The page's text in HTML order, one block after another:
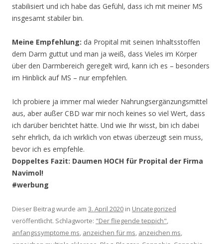
stabilisiert und ich habe das Gefühl, dass ich mit meiner MS
insgesamt stabiler bin.
Meine Empfehlung: da Propital mit seinen Inhaltsstoffen
dem Darm guttut und man ja weiß, dass Vieles im Körper
über den Darmbereich geregelt wird, kann ich es – besonders
im Hinblick auf MS – nur empfehlen.
Ich probiere ja immer mal wieder Nahrungsergänzungsmittel
aus, aber außer CBD war mir noch keines so viel Wert, dass
ich darüber berichtet hätte. Und wie Ihr wisst, bin ich dabei
sehr ehrlich, da ich wirklich von etwas überzeugt sein muss,
bevor ich es empfehle.
Doppeltes Fazit: Daumen HOCH für Propital der Firma
Navimol!
#werbung
Dieser Beitrag wurde am 3. April 2020 in Uncategorized
veröffentlicht. Schlagworte: "Der fliegende teppich",
anfangssymptome ms, anzeichen für ms, anzeichen ms,